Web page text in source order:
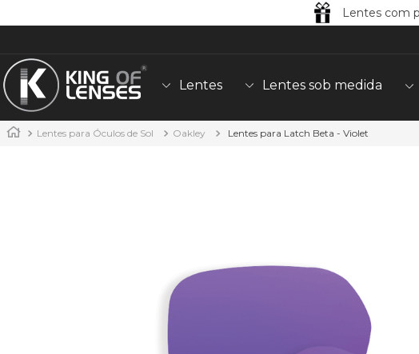
Lentes com
Lentes Lentes sob medida
Lentes para Óculos de Sol Oakley Lentes para Latch Beta - Violet